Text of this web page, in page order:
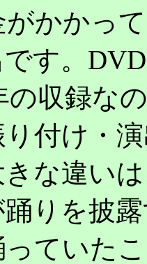
かかっ
す。
の収録な
付け・
な違い
りを披
ていた